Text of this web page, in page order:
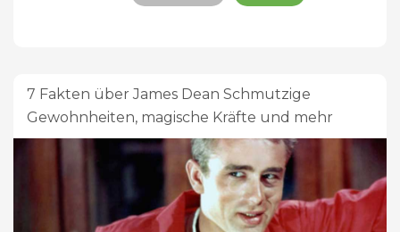
7 Fakten über James Dean Schmutzige
Gewohnheiten, magische Kräfte und mehr